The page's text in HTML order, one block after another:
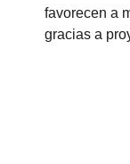
favorecen a
gracias a